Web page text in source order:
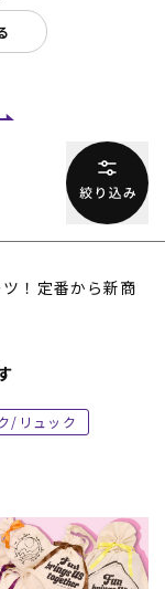
！定番から新商
/リュック